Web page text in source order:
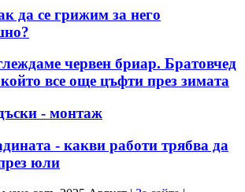
да се грижим за него
червен бриар. Братовчед
все още цъфти през зимата
- монтаж
- какви работи трябва да
юли